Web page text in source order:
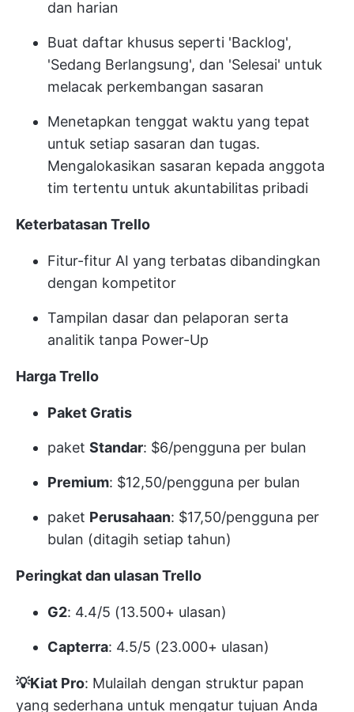
dan harian
Buat daftar khusus seperti 'Backlog',
'Sedang Berlangsung', dan 'Selesai' untuk
melacak perkembangan sasaran
Menetapkan tenggat waktu yang tepat
untuk setiap sasaran dan tugas.
Mengalokasikan sasaran kepada anggota
tim tertentu untuk akuntabilitas pribadi
Keterbatasan Trello
Fitur-fitur AI yang terbatas dibandingkan
dengan kompetitor
Tampilan dasar dan pelaporan serta
analitik tanpa Power-Up
Harga Trello
Paket Gratis
paket Standar: $6/pengguna per bulan
Premium: $12,50/pengguna per bulan
paket Perusahaan: $17,50/pengguna per
bulan (ditagih setiap tahun)
Peringkat dan ulasan Trello
G2: 4.4/5 (13.500+ ulasan)
Capterra: 4.5/5 (23.000+ ulasan)
💡Kiat Pro: Mulailah dengan struktur papan
yang sederhana untuk mengatur tujuan Anda